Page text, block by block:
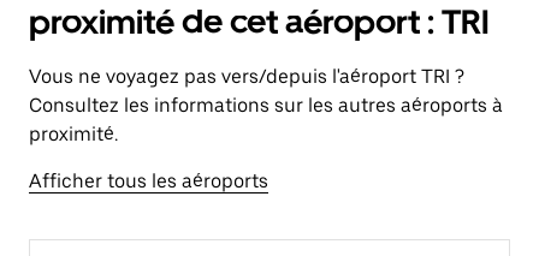
proximité de cet aéroport : TRI
Vous ne voyagez pas vers/depuis l'aéroport TRI ?
Consultez les informations sur les autres aéroports à
proximité.
Afficher tous les aéroports